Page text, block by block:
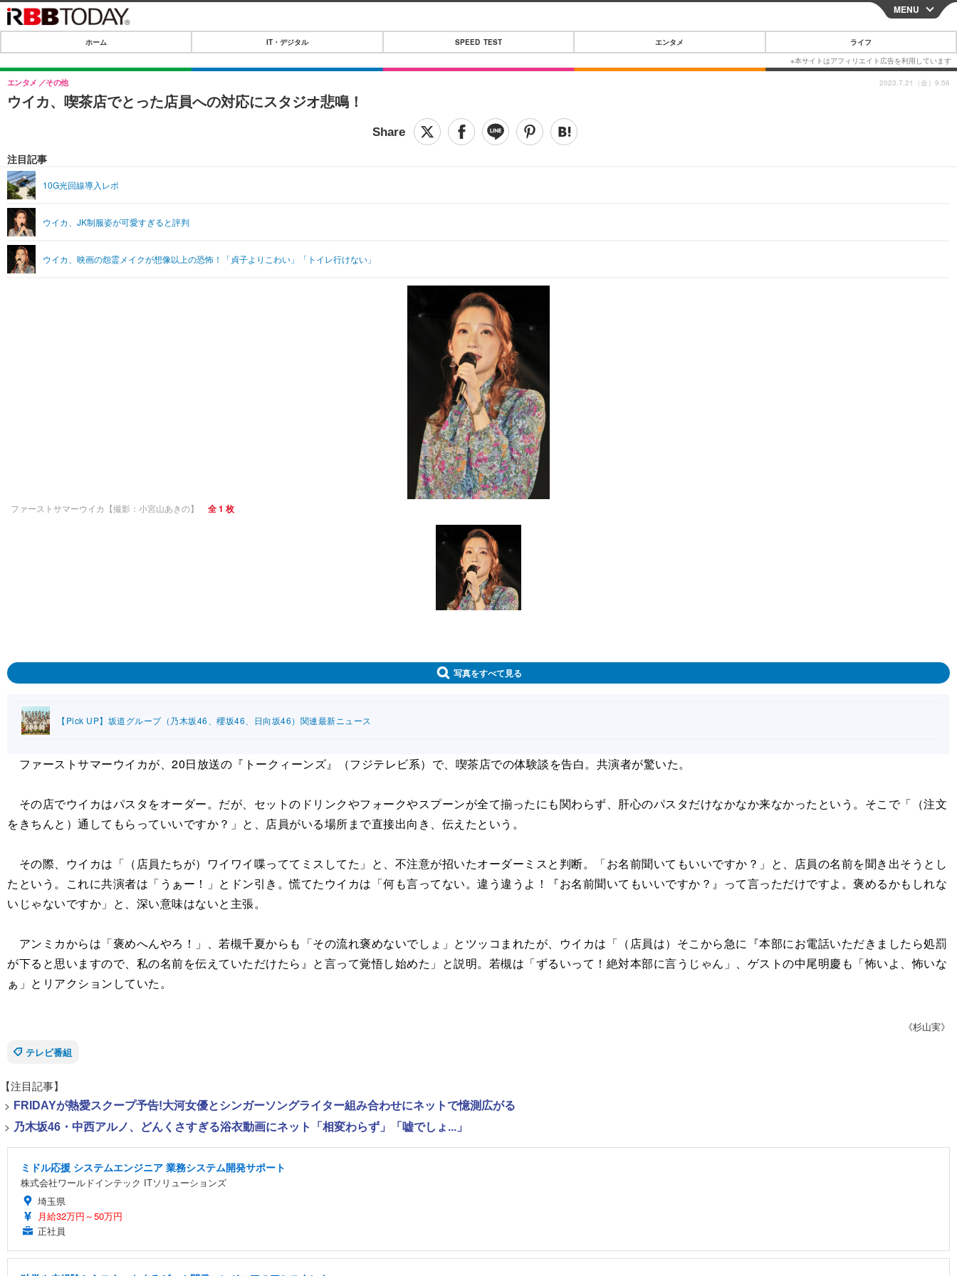
CLOSE
IT・デジタル
IT・デジタルTOP
SPEED TEST
ライフ
その他
リリース一覧
プッシュ通知の停止方法
MENU
ホーム IT・デジタル SPEED TEST エンタメ ライフ
ウイカ、喫茶店でとった店員への対応にスタジオ悲鳴！
エンタメ その他
注目記事
10G光回線導入レポ
ウイカ、JK制服姿が可愛すぎると評判
ウイカ、映画の怨霊メイクが想像以上の恐怖！「貞子よりこわい」「トイレ行けない」
2023.7.21（金）9:56
ファーストサマーウイカ【撮影：小宮山あきの】 全 1 枚
写真をすべて見る
【Pick UP】坂道グループ（乃木坂46、櫻坂46、日向坂46）関連最新ニュース
ファーストサマーウイカが、20日放送の『トークィーンズ』（フジテレビ系）で、喫茶店での体験談を告白。共演者が驚いた。
その店でウイカはパスタをオーダー。だが、セットのドリンクやフォークやスプーンが全て揃ったにも関わらず、肝心のパスタだけなかなか来なかったという。そこで「（注文
をきちんと）通してもらっていいですか？」と、店員がいる場所まで直接出向き、伝えたという。
その際、ウイカは「（店員たちが）ワイワイ喋っててミスしてた」と、不注意が招いたオーダーミスと判断。「お名前聞いてもいいですか？」と、店員の名前を聞き出そうとし
たという。これに共演者は「うぁー！」とドン引き。慌てたウイカは「何も言ってない。違う違うよ！『お名前聞いてもいいですか？』って言っただけですよ。褒めるかもしれな
いじゃないですか」と、深い意味はないと主張。
アンミカからは「褒めへんやろ！」、若槻千夏からも「その流れ褒めないでしょ」とツッコまれたが、ウイカは「（店員は）そこから急に『本部にお電話いただきましたら処罰
が下ると思いますので、私の名前を伝えていただけたら』と言って覚悟し始めた」と説明。若槻は「ずるいって！絶対本部に言うじゃん」、ゲストの中尾明慶も「怖いよ、怖いな
ぁ」とリアクションしていた。
《杉山実》
テレビ番組
【注目記事】
> FRIDAYが熱愛スクープ予告!大河女優とシンガーソングライター組み合わせにネットで憶測広がる
> 乃木坂46・中西アルノ、どんくさすぎる浴衣動画にネット「相変わらず」「嘘でしょ...」
ミドル応援 システムエンジニア 業務システム開発サポート
株式会社ワールドインテック ITソリューションズ
埼玉県
月給32万円～50万円
正社員